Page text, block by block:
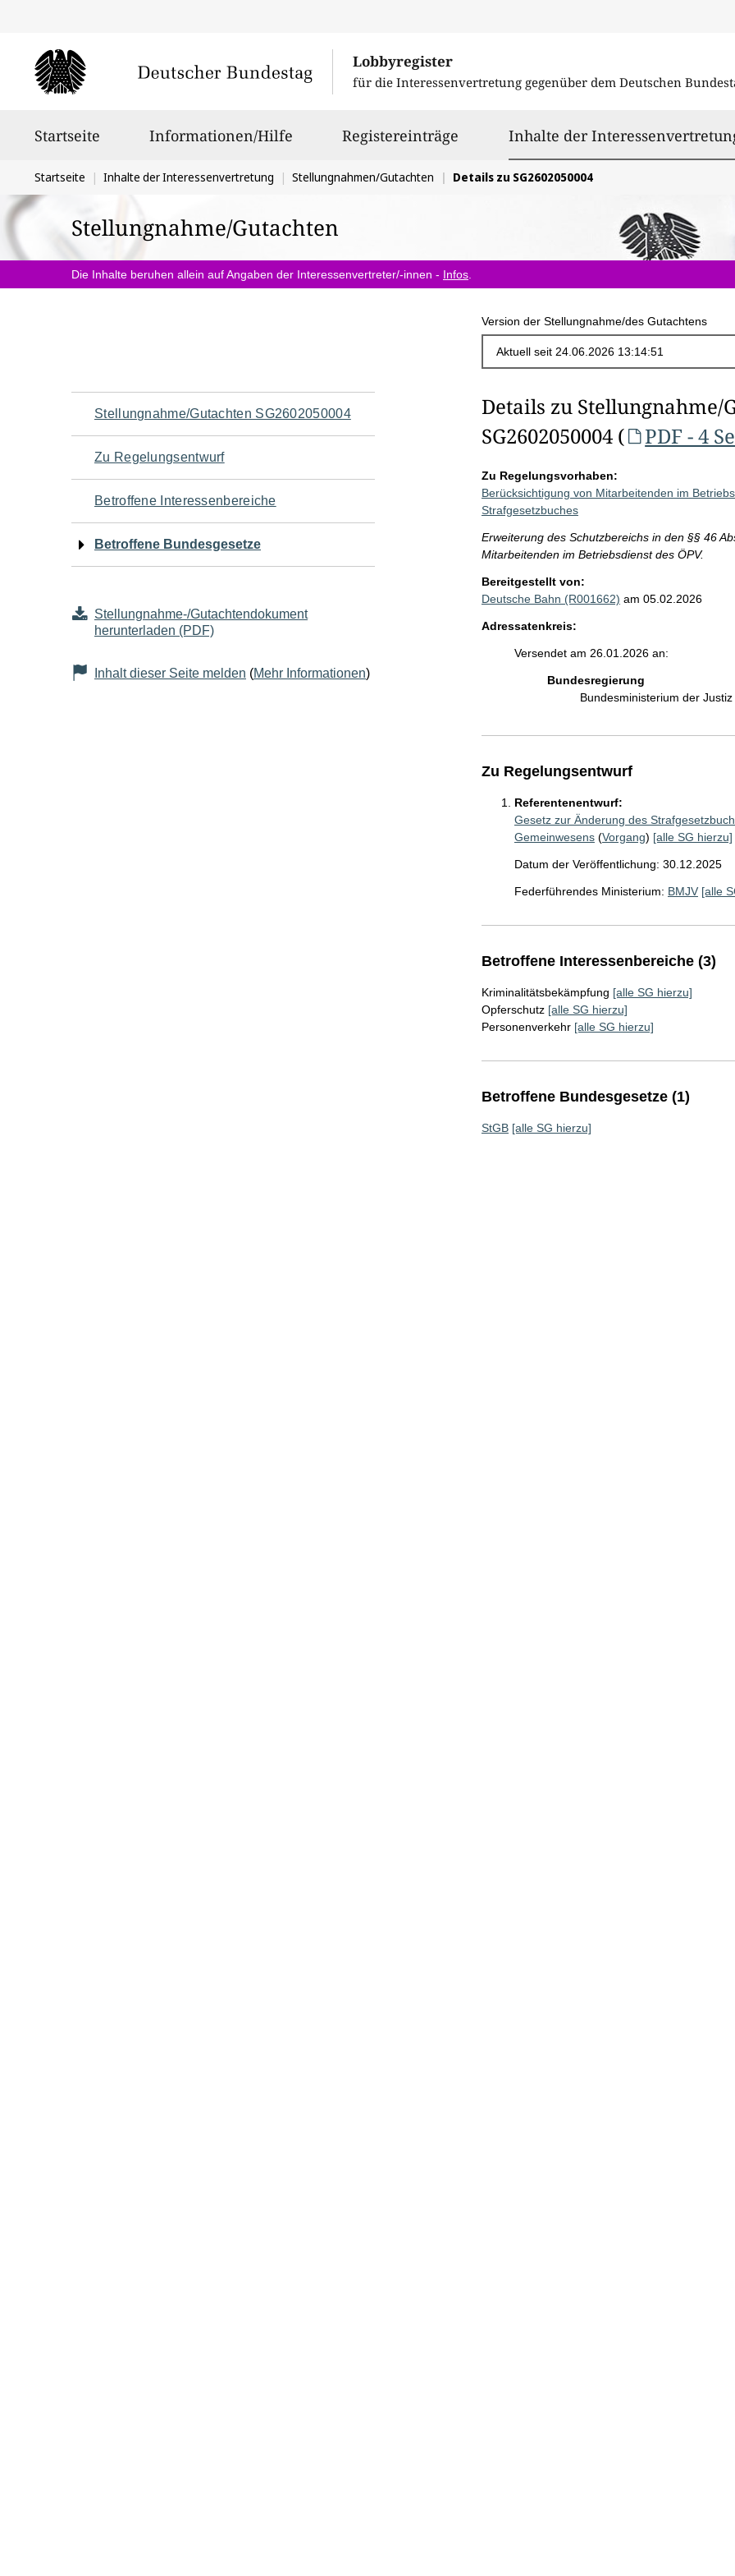
Lobbyregister
für die Interessenvertretung gegenüber dem Deutschen
Startseite Informationen/Hilfe Registereinträge Inhalte der
Sie
befinden
sich
hier:
Startseite Inhalte der Interessenvertretung Stellungnahmen/Gutachten Details zu SG2602050004
Stellungnahme/Gutachten
Die Inhalte beruhen allein auf Angaben der Interessenvertreter/-innen - Infos
Version der Stellungnahme/des Gutachtens
Navigation
für
den
Seiteninhalt
Stellungnahme/Gutachten SG2602050004
Zu Regelungsentwurf
Betroffene Interessenbereiche
Betroffene Bundesgesetze
Stellungnahme-/Gutachtendokument
herunterladen (PDF)
Inhalt dieser Seite melden (Mehr Informationen)
Details zu Stellungnahme/
SG2602050004 (
PDF - 4
Zu Regelungsvorhaben:
Berücksichtigung von Mitarbeitenden im
Strafgesetzbuches
Erweiterung des Schutzbereichs in den §§ 46
Mitarbeitenden im Betriebsdienst des ÖPV.
Bereitgestellt von:
Deutsche Bahn (R001662) am 05.02.2026
Adressatenkreis:
Versendet am 26.01.2026 an:
Bundesregierung
Bundesministerium der
Zu Regelungsentwurf
Referentenentwurf:
Gesetz zur Änderung des
Gemeinwesens(Vorgang) [alle SG hierzu]
Datum der Veröffentlichung: 30.12.2025
Federführendes Ministerium: BMJV [alle
Betroffene Interessenbereiche (3)
Kriminalitätsbekämpfung [alle SG hierzu]
Opferschutz [alle SG hierzu]
Personenverkehr [alle SG hierzu]
Betroffene Bundesgesetze (1)
StGB [alle SG hierzu]